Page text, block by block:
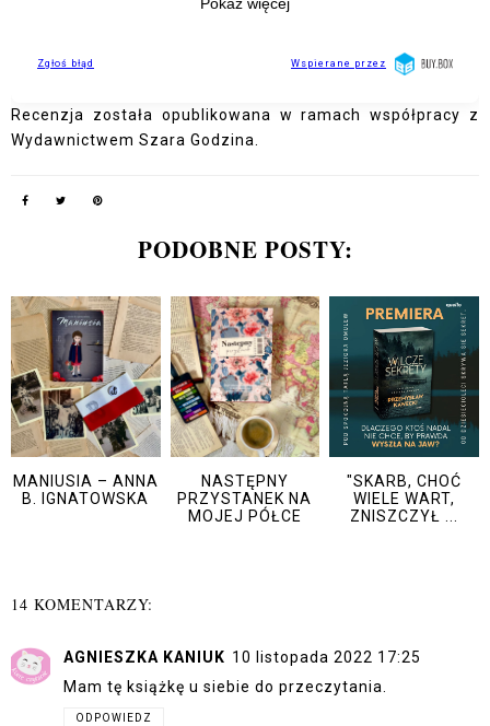
Recenzja została opublikowana w ramach współpracy z
Wydawnictwem Szara Godzina.
PODOBNE POSTY:
MANIUSIA – ANNA
B. IGNATOWSKA
NASTĘPNY
PRZYSTANEK NA
MOJEJ PÓŁCE
"SKARB, CHOĆ
WIELE WART,
ZNISZCZYŁ ...
14 KOMENTARZY:
AGNIESZKA KANIUK 10 listopada 2022 17:25
Mam tę książkę u siebie do przeczytania.
ODPOWIEDZ